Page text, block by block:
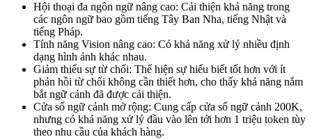
Hội thoại đa ngôn ngữ nâng cao: Cải thiện khả năng trong
các ngôn ngữ bao gồm tiếng Tây Ban Nha, tiếng Nhật và
tiếng Pháp.
Tính năng Vision nâng cao: Có khả năng xử lý nhiều định
dạng hình ảnh khác nhau.
Giảm thiểu sự từ chối: Thể hiện sự hiểu biết tốt hơn với ít
phản hồi từ chối không cần thiết hơn, cho thấy khả năng nắm
bắt ngữ cảnh đã được cải thiện.
Cửa sổ ngữ cảnh mở rộng: Cung cấp cửa sổ ngữ cảnh 200K,
nhưng có khả năng xử lý đầu vào lên tới hơn 1 triệu token tùy
theo nhu cầu của khách hàng.